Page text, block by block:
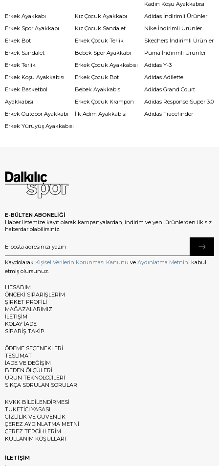
Kadın Koşu Ayakkabısı
Erkek Ayakkabı
Erkek Spor Ayakkabı
Erkek Bot
Erkek Sandalet
Erkek Terlik
Erkek Koşu Ayakkabısı
Erkek Basketbol
Ayakkabısı
Erkek Outdoor Ayakkabı
Erkek Yürüyüş Ayakkabısı
Kız Çocuk Ayakkabı
Kız Çocuk Sandalet
Erkek Çocuk Terlik
Bebek Spor Ayakkabı
Erkek Çocuk Ayakkabısı
Erkek Çocuk Bot
Bebek Ayakkabısı
Erkek Çocuk Krampon
İlk Adım Ayakkabısı
Adidas İndirimli Ürünler
Nike İndirimli Ürünler
Skechers İndirimli Ürünler
Puma İndirimli Ürünler
Adidas Y-3
Adidas Adilette
Adidas Grand Court
Adidas Response Super 3.0
Adidas Tracefinder
E-BÜLTEN ABONELİĞİ
Haber listemize kayıt olarak kampanyalardan, indirim ve yeni ürünlerden ilk siz
haberdar olabilirsiniz.
Kaydolarak Kişisel Verilerin Korunması Kanunu ve Aydınlatma Metnini kabul
etmiş olursunuz.
HESABIM
ÖNCEKİ SİPARİŞLERİM
ŞİRKET PROFİLİ
MAĞAZALARIMIZ
İLETİŞİM
KOLAY İADE
SİPARİŞ TAKİP
ÖDEME SEÇENEKLERİ
TESLİMAT
İADE VE DEĞİŞİM
BEDEN ÖLÇÜLERİ
ÜRÜN TEKNOLOJİLERİ
SIKÇA SORULAN SORULAR
KVKK BİLGİLENDİRMESİ
TÜKETİCİ YASASI
GİZLİLİK VE GÜVENLİK
ÇEREZ AYDINLATMA METNİ
ÇEREZ TERCİHLERİM
KULLANIM KOŞULLARI
İLETİŞİM